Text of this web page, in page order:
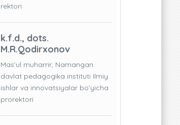
rektori
k.f.d., dots.
M.R.Qodirxonov
Mas’ul muharrir, Namangan
davlat pedagogika instituti Ilmiy
ishlar va innovatsiyalar bo’yicha
prorektori